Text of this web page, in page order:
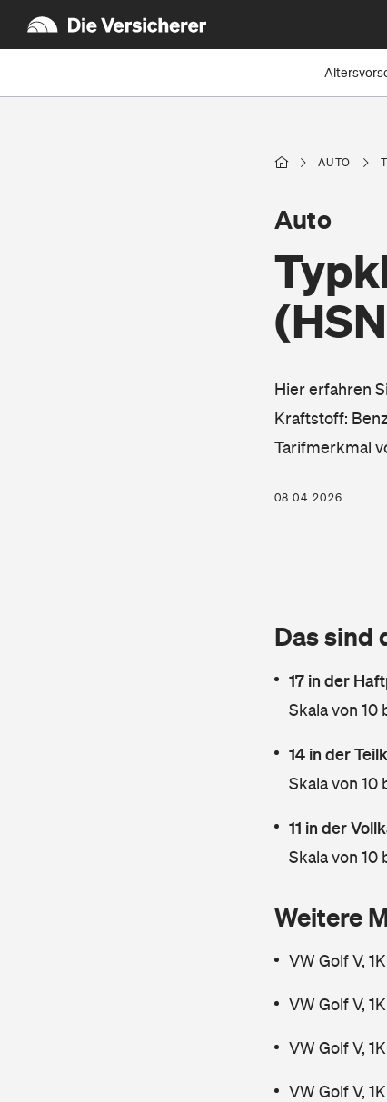
AUTO
Auto
Hier erfahren
Kraftstoff:
Tarifmerkmal
08.04.2026
Das sind
17 in der
Skala von 10
14 in der
Skala von 10
11 in der
Skala von 10
Weitere
VW Golf V,
VW Golf V,
VW Golf V,
VW Golf V,